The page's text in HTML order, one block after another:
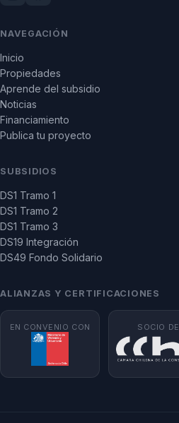
NAVEGACIÓN
Inicio
Propiedades
Aprende del subsidio
Noticias
Financiamiento
Publica tu proyecto
SUBSIDIOS
DS1 Tramo 1
DS1 Tramo 2
DS1 Tramo 3
DS19 Integración
DS49 Fondo Solidario
ALIANZAS Y CERTIFICACIONES
EN CONVENIO CON SOCIO DE